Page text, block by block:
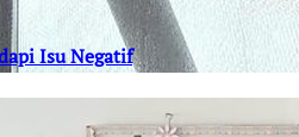
Isu Negatif